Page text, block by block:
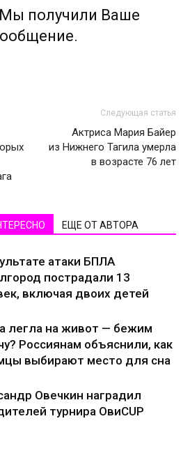
получили Ваше
Следующая статья
Актриса Мария Байер
из Нижнего Тагила умерла
в возрасте 76 лет
ЕЩЕ ОТ АВТОРА
атаки БПЛА
пострадали 13
включая двоих детей
легла на живот — бежим
Россиянам объяснили, как
выбирают место для сна
Овечкин наградил
турнира ОвиCUP